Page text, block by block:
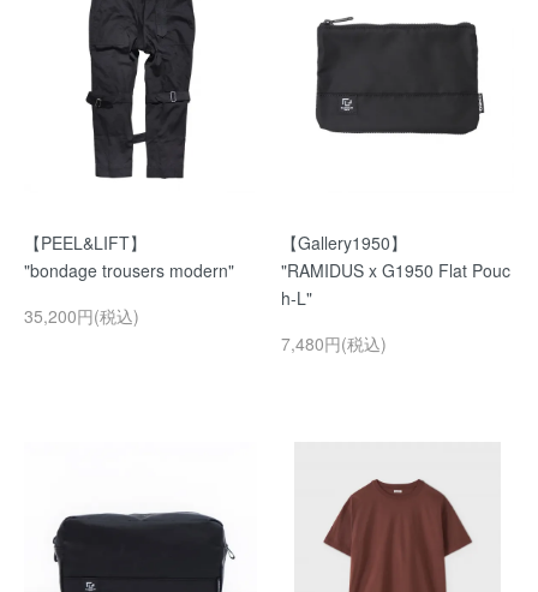
【PEEL&LIFT】
"bondage trousers modern"
35,200円(税込)
【Gallery1950】
"RAMIDUS x G1950 Flat Pouc
h-L"
7,480円(税込)